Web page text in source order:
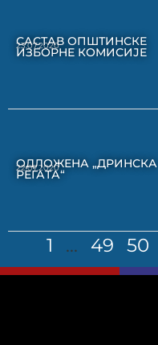
23.07.2020
САСТАВ ОПШТИНСКЕ
ИЗБОРНЕ КОМИСИЈЕ
22.07.2020
ОДЛОЖЕНА „ДРИНСКА
РЕГАТА“
1 … 49 50